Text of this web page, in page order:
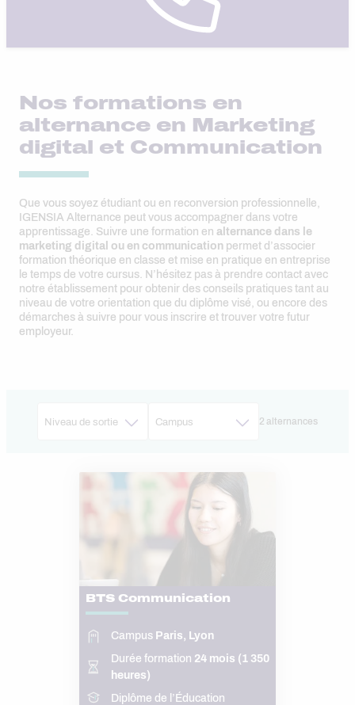
Nos formations en
alternance en Marketing
digital et Communication
Que vous soyez étudiant ou en reconversion professionnelle,
IGENSIA Alternance peut vous accompagner dans votre
apprentissage. Suivre une formation en alternance dans le
marketing digital ou en communication permet d’associer
formation théorique en classe et mise en pratique en entreprise
le temps de votre cursus. N’hésitez pas à prendre contact avec
notre établissement pour obtenir des conseils pratiques tant au
niveau de votre orientation que du diplôme visé, ou encore des
démarches à suivre pour vous inscrire et trouver votre futur
employeur.
2 alternances
BTS Communication
Campus Paris, Lyon
Durée formation 24 mois (1 350
heures)
Diplôme de l’Éducation